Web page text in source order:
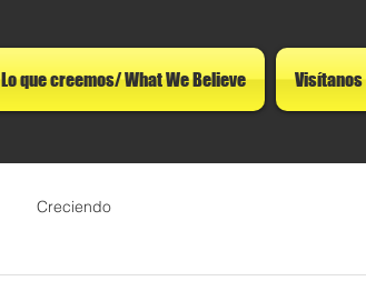
Lo que creemos/ What We Believe Visítanos
Creciendo